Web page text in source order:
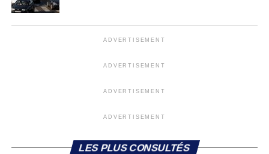
ADVERTISEMENT
ADVERTISEMENT
ADVERTISEMENT
ADVERTISEMENT
LES PLUS CONSULTÉS